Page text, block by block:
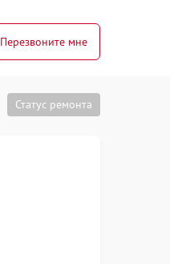
Перезвоните мне
Статус ремонта